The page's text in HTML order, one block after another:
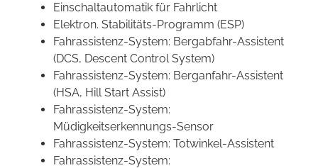
Einschaltautomatik für Fahrlicht
Elektron. Stabilitäts-Programm (ESP)
Fahrassistenz-System: Bergabfahr-Assistent
(DCS, Descent Control System)
Fahrassistenz-System: Berganfahr-Assistent
(HSA, Hill Start Assist)
Fahrassistenz-System:
Müdigkeitserkennungs-Sensor
Fahrassistenz-System: Totwinkel-Assistent
Fahrassistenz-System: